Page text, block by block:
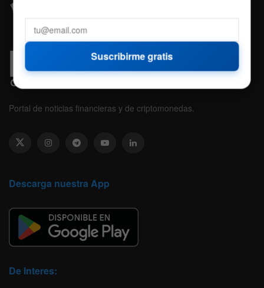
Portal de noticias financieras y de criptomonedas.
Descarga nuestra App
De Interes:
Suscribirme gratis